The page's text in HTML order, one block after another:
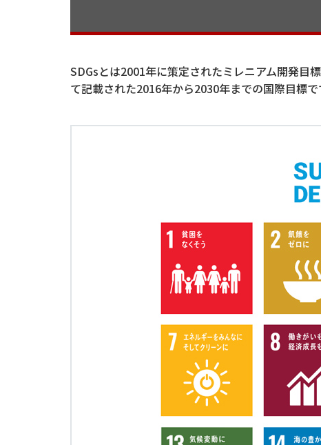
SDGsとは2001年に策定されたミレニアム開発目
て記載された2016年から2030年までの国際目標で